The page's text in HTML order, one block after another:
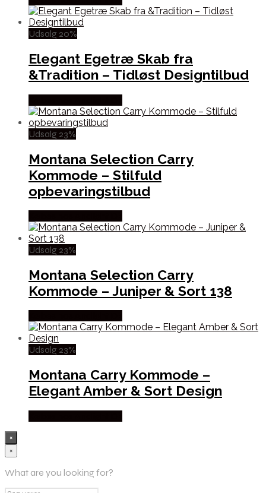
Udsalg 20%
Elegant Egetræ Skab fra
&Tradition – Tidløst Designtilbud
Udsalg 23%
Montana Selection Carry
Kommode – Stilfuld
opbevaringstilbud
Udsalg 23%
Montana Selection Carry
Kommode – Juniper & Sort 138
Udsalg 23%
Montana Carry Kommode –
Elegant Amber & Sort Design
×
×
What are you looking for?